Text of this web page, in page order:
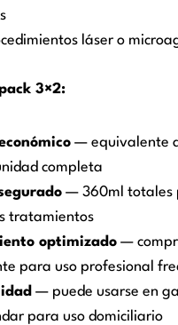
láser o
3×2:
— equivalente
completa
— 360ml totales
tratamientos
optimizado —
para uso profesional
— puede usarse en
para uso domiciliario